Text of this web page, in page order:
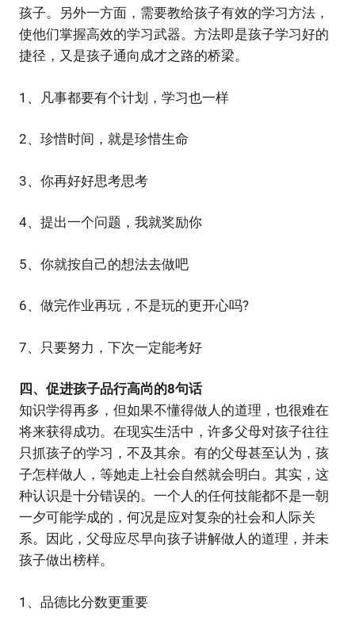
孩子。另外一方面，需要教给孩子有效的学习方法，
使他们掌握高效的学习武器。方法即是孩子学习好的
捷径，又是孩子通向成才之路的桥梁。
1、凡事都要有个计划，学习也一样
2、珍惜时间，就是珍惜生命
3、你再好好思考思考
4、提出一个问题，我就奖励你
5、你就按自己的想法去做吧
6、做完作业再玩，不是玩的更开心吗?
7、只要努力，下次一定能考好
四、促进孩子品行高尚的8句话
知识学得再多，但如果不懂得做人的道理，也很难在
将来获得成功。在现实生活中，许多父母对孩子往往
只抓孩子的学习，不及其余。有的父母甚至认为，孩
子怎样做人，等她走上社会自然就会明白。其实，这
种认识是十分错误的。一个人的任何技能都不是一朝
一夕可能学成的，何况是应对复杂的社会和人际关
系。因此，父母应尽早向孩子讲解做人的道理，并未
孩子做出榜样。
1、品德比分数更重要